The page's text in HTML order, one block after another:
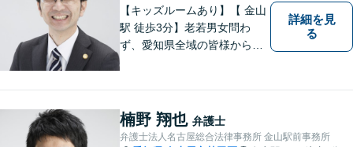
【キッズルームあり】【 金山
駅 徒歩3分】老若男女問わ
ず、愛知県全域の皆様から愛
ください。
詳細を見
る
楠野 翔也 弁護士
弁護士法人名古屋総合法律事務所 金山駅前事務所